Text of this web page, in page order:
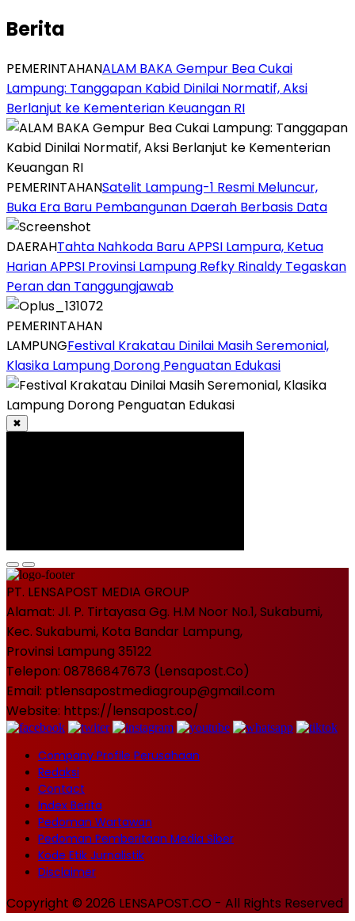
Berita
PEMERINTAHANALAM BAKA Gempur Bea Cukai
Lampung: Tanggapan Kabid Dinilai Normatif, Aksi
Berlanjut ke Kementerian Keuangan RI
PEMERINTAHANSatelit Lampung-1 Resmi Meluncur,
Buka Era Baru Pembangunan Daerah Berbasis Data
DAERAHTahta Nahkoda Baru APPSI Lampura, Ketua
Harian APPSI Provinsi Lampung Refky Rinaldy Tegaskan
Peran dan Tanggungjawab
PEMERINTAHAN
LAMPUNGFestival Krakatau Dinilai Masih Seremonial,
Klasika Lampung Dorong Penguatan Edukasi
✖
PT. LENSAPOST MEDIA GROUP
Alamat: Jl. P. Tirtayasa Gg. H.M Noor No.1, Sukabumi,
Kec. Sukabumi, Kota Bandar Lampung,
Provinsi Lampung 35122
Telepon: 08786847673 (Lensapost.Co)
Email: ptlensapostmediagroup@gmail.com
Website: https://lensapost.co/
Company Profile Perusahaan
Redaksi
Contact
Index Berita
Pedoman Wartawan
Pedoman Pemberitaan Media Siber
Kode Etik Jurnalistik
Disclaimer
Copyright © 2026 LENSAPOST.CO - All Rights Reserved